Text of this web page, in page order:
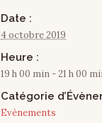
Date :
4 octobre 2019
Heure :
19 h 00 min - 21 h 00
Catégorie
Evènements